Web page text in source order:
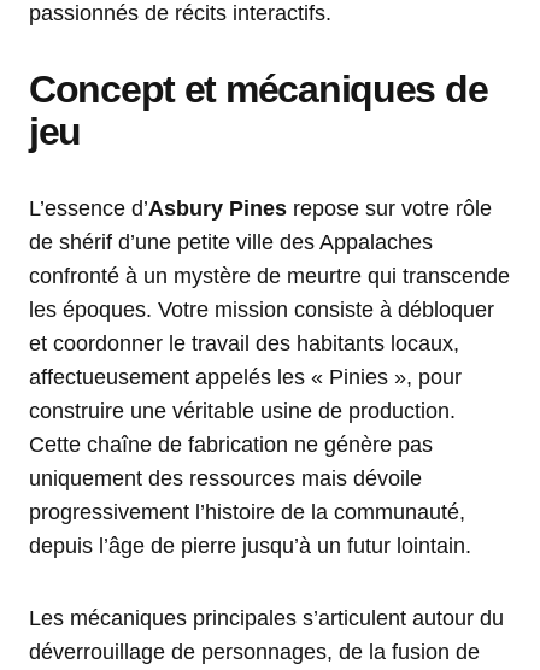
passionnés de récits interactifs.
Concept et mécaniques de
jeu
L’essence d’Asbury Pines repose sur votre rôle
de shérif d’une petite ville des Appalaches
confronté à un mystère de meurtre qui transcende
les époques. Votre mission consiste à débloquer
et coordonner le travail des habitants locaux,
affectueusement appelés les « Pinies », pour
construire une véritable usine de production.
Cette chaîne de fabrication ne génère pas
uniquement des ressources mais dévoile
progressivement l’histoire de la communauté,
depuis l’âge de pierre jusqu’à un futur lointain.
Les mécaniques principales s’articulent autour du
déverrouillage de personnages, de la fusion de